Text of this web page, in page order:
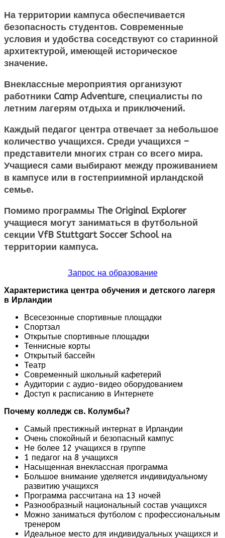
На территории кампуса обеспечивается
безопасность студентов. Современные
условия и удобства соседствуют со старинной
архитектурой, имеющей историческое
значение.
Внеклассные мероприятия организуют
работники Camp Adventure, специалисты по
летним лагерям отдыха и приключений.
Каждый педагог центра отвечает за небольшое
количество учащихся. Среди учащихся –
представители многих стран со всего мира.
Учащиеся сами выбирают между проживанием
в кампусе или в гостеприимной ирландской
семье.
Помимо программы The Original Explorer
учащиеся могут заниматься в футбольной
секции VfB Stuttgart Soccer School на
территории кампуса.
Запрос на образование
Характеристика центра обучения и детского лагеря
в Ирландии
Всесезонные спортивные площадки
Спортзал
Открытые спортивные площадки
Теннисные корты
Открытый бассейн
Театр
Современный школьный кафетерий
Аудитории с аудио-видео оборудованием
Доступ к расписанию в Интернете
Почему колледж св. Колумбы?
Самый престижный интернат в Ирландии
Очень спокойный и безопасный кампус
Не более 12 учащихся в группе
1 педагог на 8 учащихся
Насыщенная внеклассная программа
Большое внимание уделяется индивидуальному
развитию учащихся
Программа рассчитана на 13 ночей
Разнообразный национальный состав учащихся
Можно заниматься футболом с профессиональным
тренером
Идеальное место для индивидуальных учащихся и